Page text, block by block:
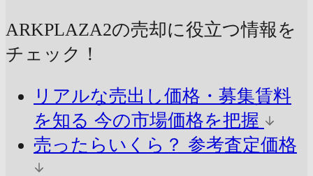
ARKPLAZA2の売却に役立つ情報を
チェック！
リアルな売出し価格・募集賃料
を知る 今の市場価格を把握
売ったらいくら？ 参考査定価格